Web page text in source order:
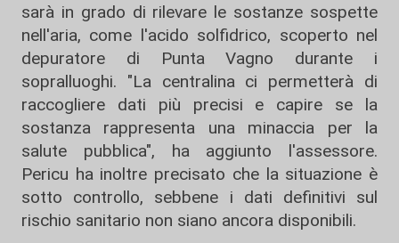
sarà in grado di rilevare le sostanze sospette
nell'aria, come l'acido solfidrico, scoperto nel
depuratore di Punta Vagno durante i
sopralluoghi. "La centralina ci permetterà di
raccogliere dati più precisi e capire se la
sostanza rappresenta una minaccia per la
salute pubblica", ha aggiunto l'assessore.
Pericu ha inoltre precisato che la situazione è
sotto controllo, sebbene i dati definitivi sul
rischio sanitario non siano ancora disponibili.